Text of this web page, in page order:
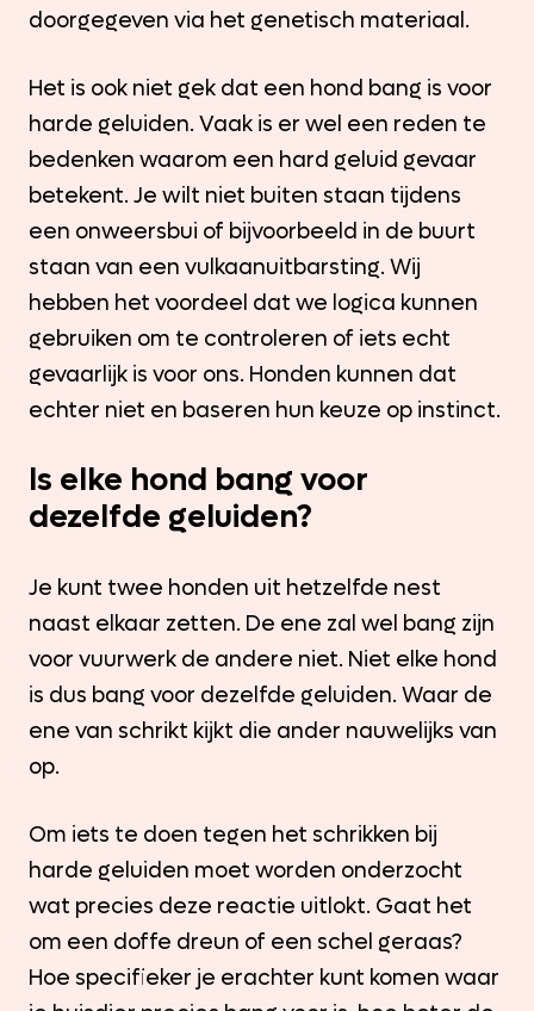
doorgegeven via het genetisch materiaal.
Het is ook niet gek dat een hond bang is voor
harde geluiden. Vaak is er wel een reden te
bedenken waarom een hard geluid gevaar
betekent. Je wilt niet buiten staan tijdens
een onweersbui of bijvoorbeeld in de buurt
staan van een vulkaanuitbarsting. Wij
hebben het voordeel dat we logica kunnen
gebruiken om te controleren of iets echt
gevaarlijk is voor ons. Honden kunnen dat
echter niet en baseren hun keuze op instinct.
Is elke hond bang voor
dezelfde geluiden?
Je kunt twee honden uit hetzelfde nest
naast elkaar zetten. De ene zal wel bang zijn
voor vuurwerk de andere niet. Niet elke hond
is dus bang voor dezelfde geluiden. Waar de
ene van schrikt kijkt die ander nauwelijks van
op.
Om iets te doen tegen het schrikken bij
harde geluiden moet worden onderzocht
wat precies deze reactie uitlokt. Gaat het
om een doffe dreun of een schel geraas?
Hoe specifieker je erachter kunt komen waar